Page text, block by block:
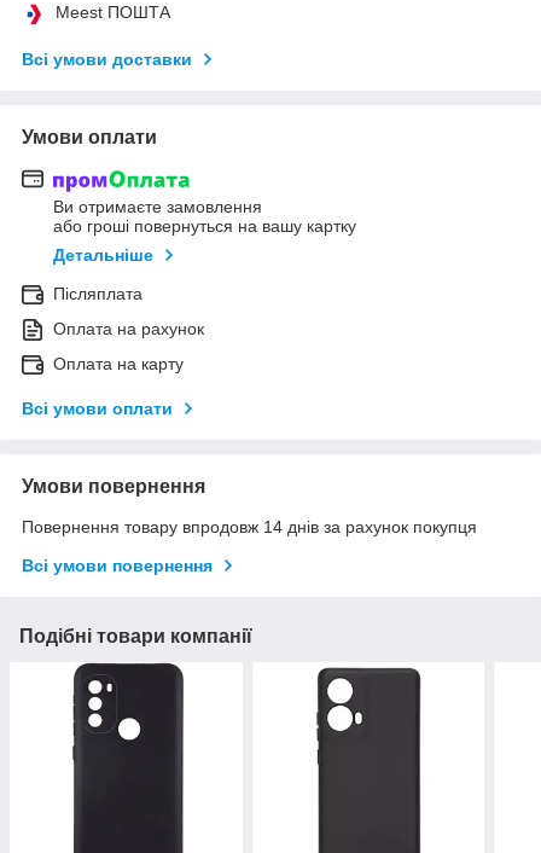
Meest ПОШТА
Всі умови доставки
Умови оплати
Ви отримаєте замовлення
або гроші повернуться на вашу картку
Детальніше
Післяплата
Оплата на рахунок
Оплата на карту
Всі умови оплати
Умови повернення
Повернення товару впродовж 14 днів за рахунок покупця
Всі умови повернення
Подібні товари компанії